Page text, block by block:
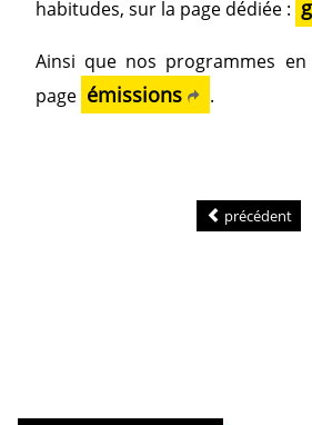
habitudes, sur la page dédiée :
Ainsi que nos programmes
page émissions .
précédent